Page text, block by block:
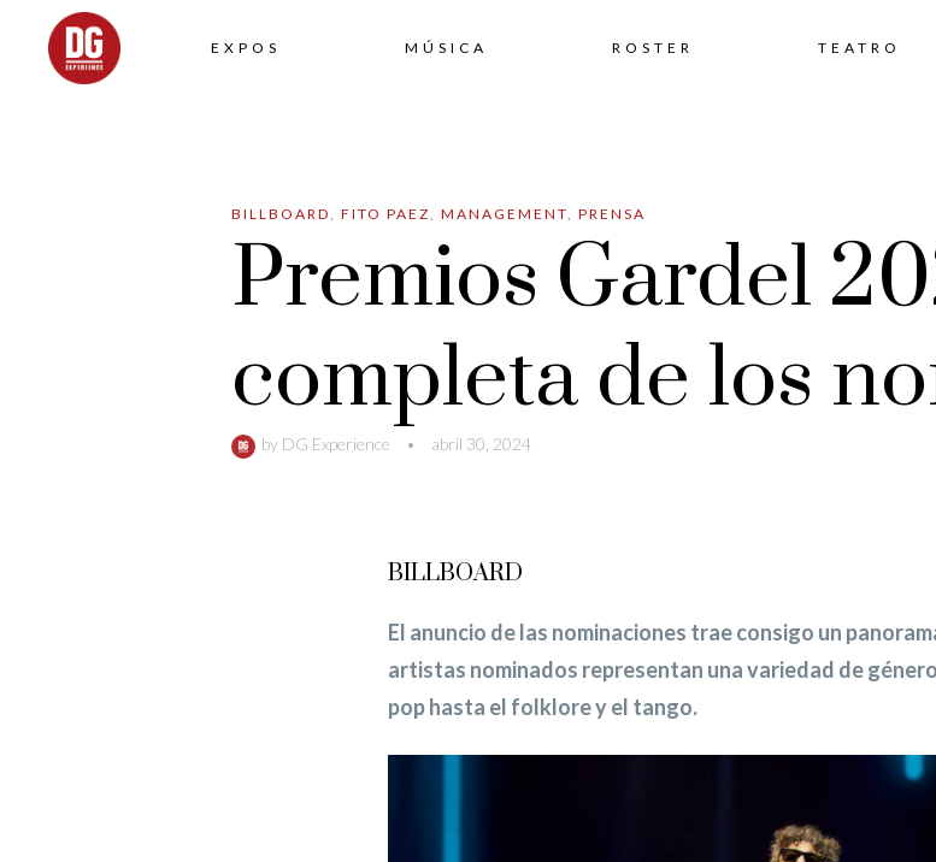
Skip
content
EXPOS MÚSICA ROSTER TEATRO
BILLBOARD, FITO PAEZ, MANAGEMENT, PRENSA
Premios Gardel
completa de los
by DG Experience • abril 30, 2024
BILLBOARD
El anuncio de las nominaciones trae consigo un
artistas nominados representan una variedad de
pop hasta el folklore y el tango.